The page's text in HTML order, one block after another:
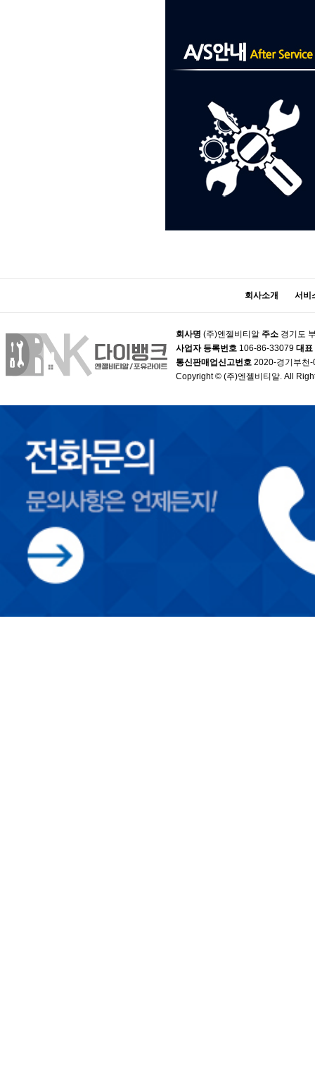
회사소개 서비
회사명 (주)엔젤비티알 주소 경기도
사업자 등록번호 106-86-33079 대표
통신판매업신고번호 2020-경기부천
Copyright © (주)엔젤비티알. All